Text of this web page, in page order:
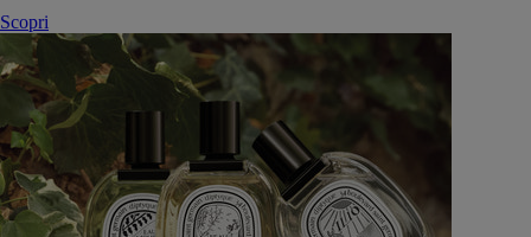
Scopri